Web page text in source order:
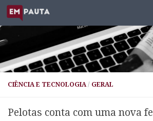
Skip to content
CIÊNCIA E TECNOLOGIA / GERAL
Pelotas conta com uma nova